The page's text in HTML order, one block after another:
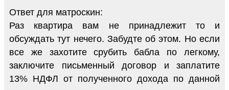
Ответ для матроскин:
Раз квартира вам не принадлежит то и
обсуждать тут нечего. Забудте об этом. Но если
все же захотите срубить бабла по легкому,
заключите письменный договор и заплатите
13% НДФЛ от полученного дохода по данной